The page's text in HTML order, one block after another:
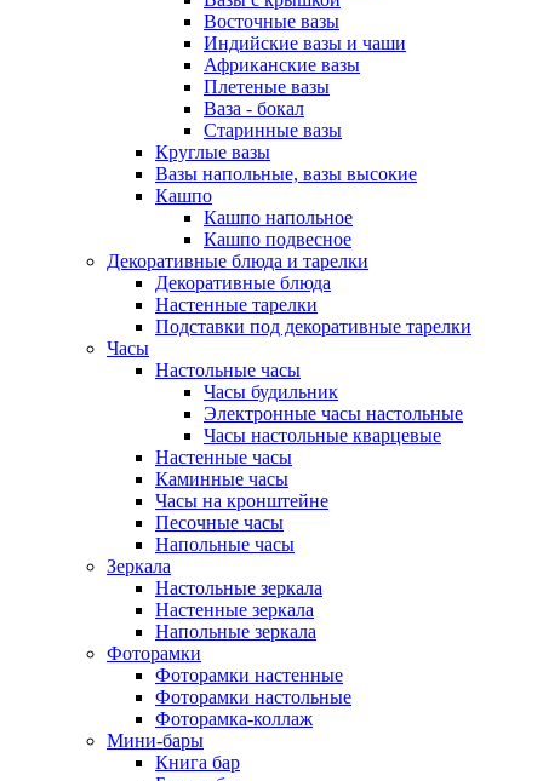
Восточные вазы
Индийские вазы и чаши
Африканские вазы
Плетеные вазы
Ваза - бокал
Старинные вазы
Круглые вазы
Вазы напольные, вазы высокие
Кашпо
Кашпо напольное
Кашпо подвесное
Декоративные блюда и тарелки
Декоративные блюда
Настенные тарелки
Подставки под декоративные тарелки
Часы
Настольные часы
Часы будильник
Электронные часы настольные
Часы настольные кварцевые
Настенные часы
Каминные часы
Часы на кронштейне
Песочные часы
Напольные часы
Зеркала
Настольные зеркала
Настенные зеркала
Напольные зеркала
Фоторамки
Фоторамки настенные
Фоторамки настольные
Фоторамка-коллаж
Мини-бары
Книга бар